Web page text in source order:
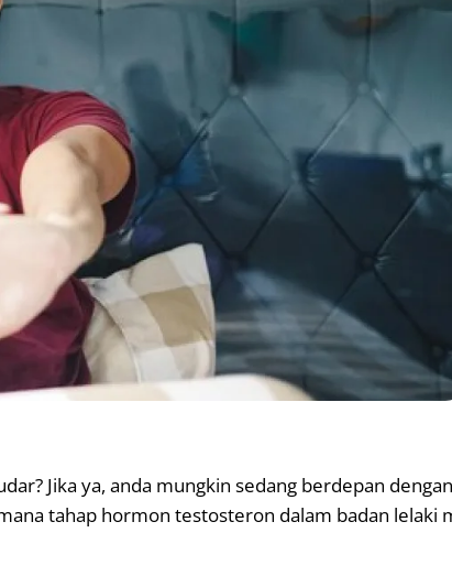
Jika ya, anda mungkin sedang berdepan
tahap hormon testosteron dalam badan lelaki